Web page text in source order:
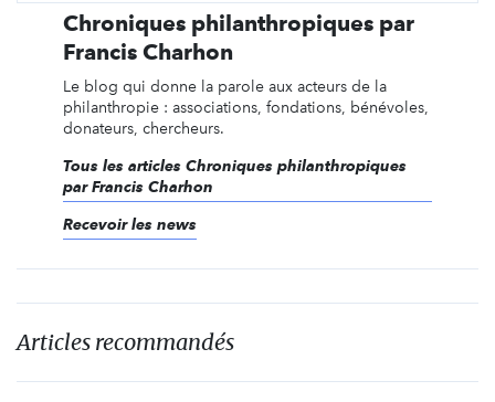
Chroniques philanthropiques par
Francis Charhon
Le blog qui donne la parole aux acteurs de la
philanthropie : associations, fondations, bénévoles,
donateurs, chercheurs.
Tous les articles Chroniques philanthropiques
par Francis Charhon
Recevoir les news
Articles recommandés